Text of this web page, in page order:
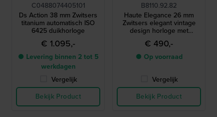
C0488074405101
Ds Action 38 mm Zwitsers
titanium automatisch ISO
6425 duikhorloge
€ 1.095,-
● Levering binnen 2 tot 5
werkdagen
Vergelijk
Bekijk Product
B8110.92.82
Haute Elegance 26 mm
Zwitsers elegant vintage
design horloge met
parelmoer wijzerplaat
€ 490,-
● Op voorraad
Vergelijk
Bekijk Product